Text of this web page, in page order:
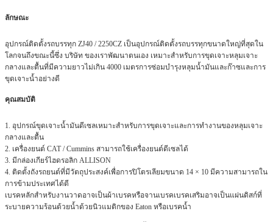
ลักษณะ
อุปกรณ์ติดตั้งรถบรรทุก ZJ40 / 2250CZ เป็นอุปกรณ์ติดตั้งรถบรรทุกขนาดใหญ่ที่สุดใน
โลกจนถึงขณะนี้ซึ่ง บริษัท ของเราพัฒนาตนเอง เหมาะสำหรับการขุดเจาะหลุมเจาะ
กลางและตื้นที่มีความยาวไม่เกิน 4000 เมตรการซ่อมบำรุงหลุมน้ำมันและก๊าซและการ
ขุดเจาะน้ำอย่างดี
คุณสมบัติ
1. อุปกรณ์ขุดเจาะน้ำมันดีเซลเหมาะสำหรับการขุดเจาะและการทำงานของหลุมเจาะ
กลางและตื้น
2. เครื่องยนต์ CAT / Cummins สามารถใช้เครื่องยนต์ดีเซลได้
3. มีกล่องเกียร์ไฮดรอลิก ALLISON
4. ติดตั้งถังรถยนต์ที่มีวัตถุประสงค์เพื่อการปิโตรเลียมขนาด 14 × 10 มีความสามารถใน
การข้ามประเทศได้ดี
เบรคหลักสำหรับงานวาดอาจเป็นผ้าเบรคหรือจานเบรคเบรคเสริมอาจเป็นแผ่นดิสก์ที่
ระบายความร้อนด้วยน้ำด้วยนิวแมติกของ Eaton หรือเบรคน้ำ